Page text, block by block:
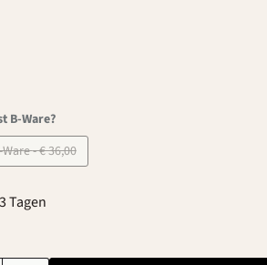
B-Ware?
B-Ware - € 36,00
Tagen